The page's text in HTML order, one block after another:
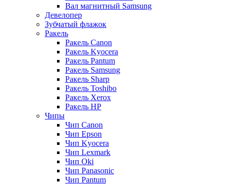
Вал магнитный Samsung
Девелопер
Зубчатый флажок
Ракель
Ракель Canon
Ракель Kyocera
Ракель Pantum
Ракель Samsung
Ракель Sharp
Ракель Toshibo
Ракель Xerox
Ракель НР
Чипы
Чип Canon
Чип Epson
Чип Kyocera
Чип Lexmark
Чип Oki
Чип Panasonic
Чип Pantum